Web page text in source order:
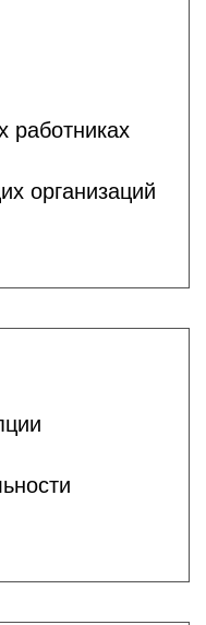
работниках
организаций